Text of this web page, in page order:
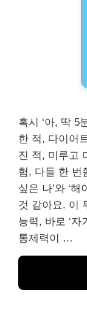
혹시 ‘아, 딱 5
한 적, 다이어
진 적, 미루고
험, 다들 한 번
싶은 나’와 ‘
것 같아요. 이
능력, 바로 ‘자
통제력이 …